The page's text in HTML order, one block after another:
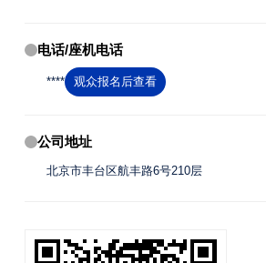
电话/座机电话
**** 观众报名后查看
公司地址
北京市丰台区航丰路6号210层